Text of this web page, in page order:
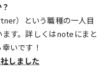
）という職種の一人目
す。詳しくはnoteにまと
いです！
しました